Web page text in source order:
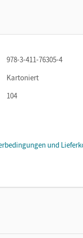
Heft ist hervorragend
978-3-411-76305-4
Kartoniert
104
und